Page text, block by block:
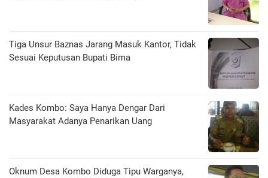
Tiga Unsur Baznas Jarang Masuk Kantor, Tidak
Sesuai Keputusan Bupati Bima
Kades Kombo: Saya Hanya Dengar Dari
Masyarakat Adanya Penarikan Uang
Oknum Desa Kombo Diduga Tipu Warganya,